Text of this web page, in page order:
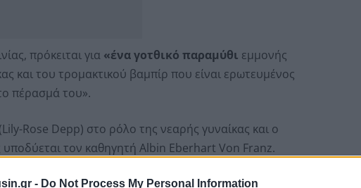
- Do Not Process My Personal Information
πρόκειται για «ένα γοτθικό παραμύθι εμμονής
και του τρομακτικού βαμπίρ που είναι ερωτευμένος
πέρασμά του».
(Lily-Rose Depp) στο ρόλο της νεαρής γυναίκας και ο
τον καθηγητή Albin Eberhart Von Franz.